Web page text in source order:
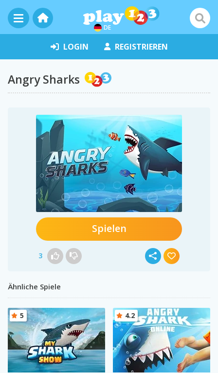
DE
LOGIN REGISTRIEREN
Angry Sharks
Spielen
3
Ähnliche Spiele
5 4.2